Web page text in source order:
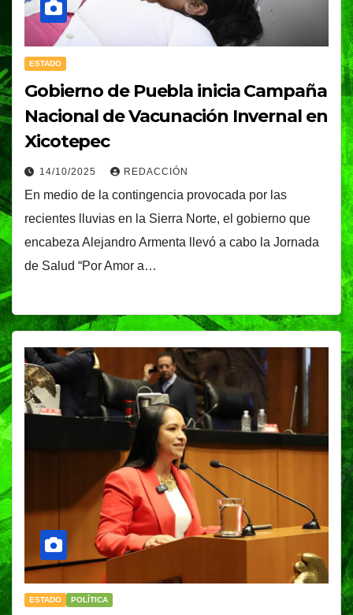
ESTADO
Gobierno de Puebla inicia Campaña
Nacional de Vacunación Invernal en
Xicotepec
14/10/2025 REDACCIÓN
En medio de la contingencia provocada por las
recientes lluvias en la Sierra Norte, el gobierno que
encabeza Alejandro Armenta llevó a cabo la Jornada
de Salud “Por Amor a…
ESTADO POLÍTICA